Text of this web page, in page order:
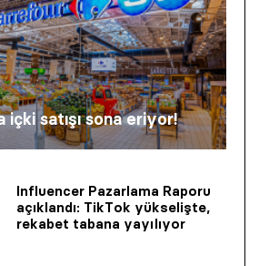
içki satışı sona eriyor!
Influencer Pazarlama Raporu
açıklandı: TikTok yükselişte,
rekabet tabana yayılıyor